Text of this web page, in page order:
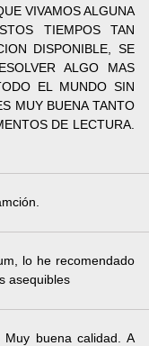
VIVAMOS ALGUNA
TIEMPOS TAN
DISPONIBLE, SE
ALGO MAS
EL MUNDO SIN
MUY BUENA TANTO
DE LECTURA.
lo he recomendado
asequibles
buena calidad. A